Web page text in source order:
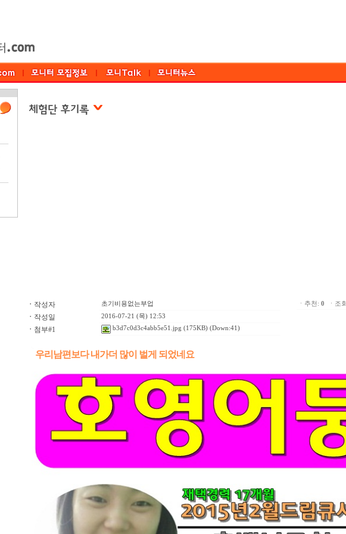
ㆍ 작성자 초기비용없는부업
ㆍ 작성일 2016-07-21 (목) 12:53
ㆍ 첨부#1 b3d7c0d3c4abb5e51.jpg (175KB) (Down:41)
ㆍ추천: 0 ㆍ조
우리남편보다 내가더 많이 벌게 되었네요